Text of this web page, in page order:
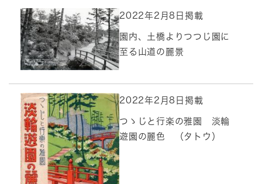
2022年2月8日掲載
園内、土橋よりつつじ園に
至る山道の麗景
2022年2月8日掲載
つゝじと行楽の雅園 淡輪
遊園の麗色 （タトウ）